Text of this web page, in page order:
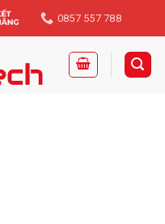
0857 557 788